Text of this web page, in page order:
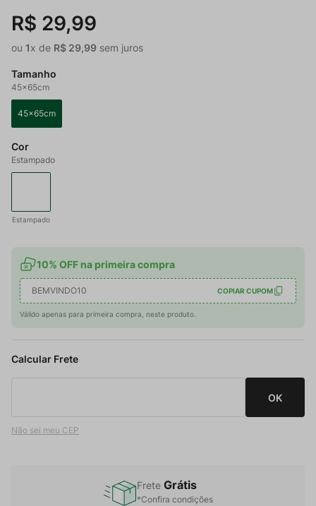
R$ 29,99
ou 1x de R$ 29,99 sem juros
Tamanho
45x65cm
45x65cm
Cor
Estampado
Estampado
10% OFF na primeira compra
BEMVINDO10 COPIAR CUPOM
Válido apenas para primeira compra, neste produto.
Não sei meu CEP
Frete Grátis
*Confira condições